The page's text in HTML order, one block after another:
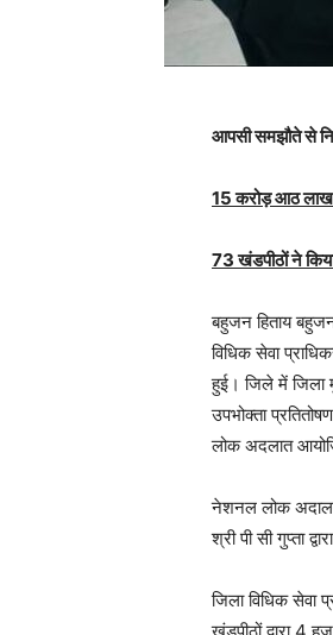
आपसी समझौते से
15 करोड़ आठ लाख
73 खंडपीठों ने
बहुजन हिताय
विधिक सेवा
हुई। जिले में जिला
उपभोक्ता
लोक अदलात
नेशनल लोक अदालत
श्री पी सी गुप्ता
जिला विधिक सेवा